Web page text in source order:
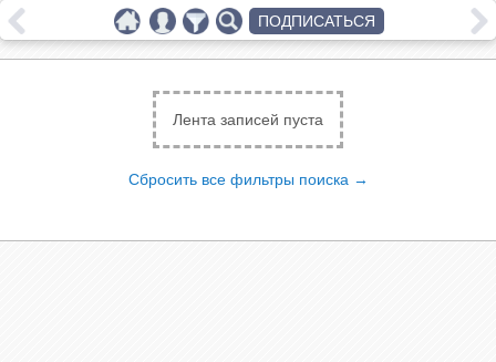
Лента записей пуста
Сбросить все фильтры поиска →
ПОДПИСАТЬСЯ